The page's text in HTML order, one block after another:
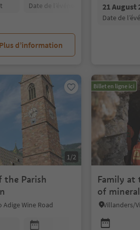
02 October 2026
date de l’événement
date de l’événement date
Plus d’information
21 August
date de
1/2
the Parish
Wine Road
Billet en ligne ici
Family at
of